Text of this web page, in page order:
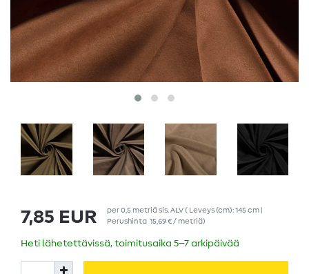
7,85 EUR per0,5 metriäsis. ALV( Leveys (cm): 145 cm |
Perushinta 15,69 € / metriä)
Heti lähetettävissä, toimitusaika 5–7 arkipäivää